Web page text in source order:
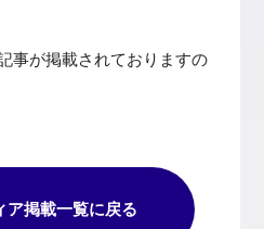
事が掲載されておりますの
ア掲載一覧に戻る